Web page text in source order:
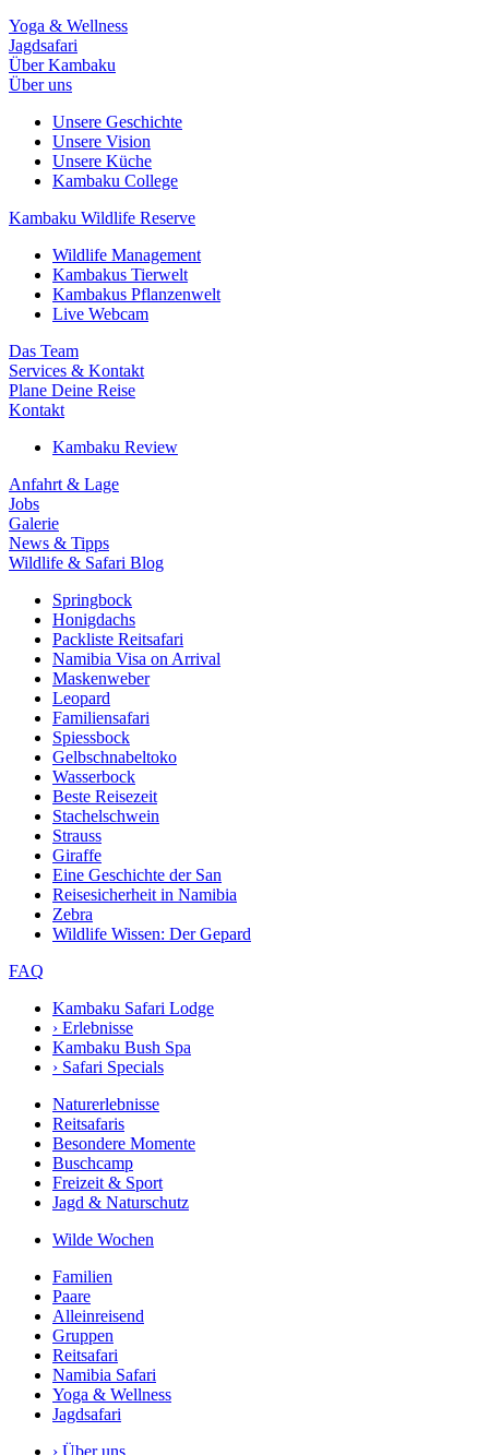
Yoga & Wellness
Jagdsafari
Über Kambaku
Über uns
Unsere Geschichte
Unsere Vision
Unsere Küche
Kambaku College
Kambaku Wildlife Reserve
Wildlife Management
Kambakus Tierwelt
Kambakus Pflanzenwelt
Live Webcam
Das Team
Services & Kontakt
Plane Deine Reise
Kontakt
Kambaku Review
Anfahrt & Lage
Jobs
Galerie
News & Tipps
Wildlife & Safari Blog
Springbock
Honigdachs
Packliste Reitsafari
Namibia Visa on Arrival
Maskenweber
Leopard
Familiensafari
Spiessbock
Gelbschnabeltoko
Wasserbock
Beste Reisezeit
Stachelschwein
Strauss
Giraffe
Eine Geschichte der San
Reisesicherheit in Namibia
Zebra
Wildlife Wissen: Der Gepard
FAQ
Kambaku Safari Lodge
› Erlebnisse
Kambaku Bush Spa
› Safari Specials
Naturerlebnisse
Reitsafaris
Besondere Momente
Buschcamp
Freizeit & Sport
Jagd & Naturschutz
Wilde Wochen
Familien
Paare
Alleinreisend
Gruppen
Reitsafari
Namibia Safari
Yoga & Wellness
Jagdsafari
› Über uns